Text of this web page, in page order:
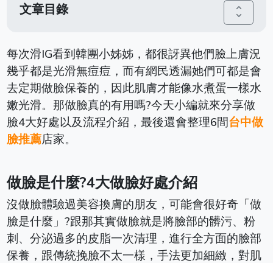
文章目錄 unfold_more
每次滑IG看到韓團小姊姊，都很訝異他們臉上膚況
幾乎都是光滑無痘痘，而有網民透漏她們可都是會
去定期做臉保養的，因此肌膚才能像水煮蛋一樣水
嫩光滑。那做臉真的有用嗎?今天小編就來分享做
臉4大好處以及流程介紹，最後還會整理6間台中做
臉推薦店家。
做臉是什麼?4大做臉好處介紹
沒做臉體驗過美容換膚的朋友，可能會很好奇「做
臉是什麼」?跟那其實做臉就是將臉部的髒污、粉
刺、分泌過多的皮脂一次清理，進行全方面的臉部
保養，跟傳統挽臉不太一樣，手法更加細緻，對肌